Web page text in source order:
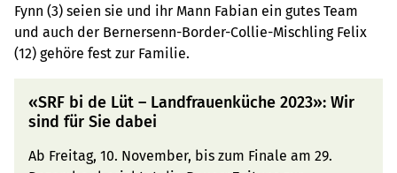
Fynn (3) seien sie und ihr Mann Fabian ein gutes Team
und auch der Bernersenn-Border-Collie-Mischling Felix
(12) gehöre fest zur Familie.
«SRF bi de Lüt – Landfrauenküche 2023»: Wir
sind für Sie dabei
Ab Freitag, 10. November, bis zum Finale am 29.